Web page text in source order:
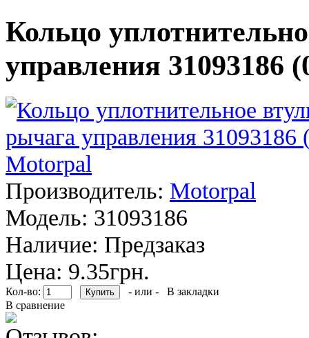
Кольцо
управления 31093186
Производитель: Motorpal
Модель: 31093186
Наличие: Предзаказ
Цена: 9.35грн.
Кол-во: - или -
В закладки
В сравнение